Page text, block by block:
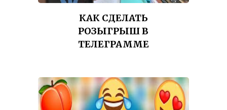
КАК СДЕЛАТЬ
РОЗЫГРЫШ В
ТЕЛЕГРАММЕ